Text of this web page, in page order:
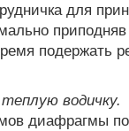
для
подержать
водичку.
диафрагмы